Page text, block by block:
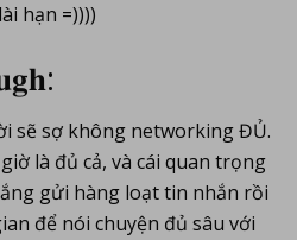
hạn =))))
sẽ sợ không networking ĐỦ.
là đủ cả, và cái quan trọng
gửi hàng loạt tin nhắn rồi
để nói chuyện đủ sâu với